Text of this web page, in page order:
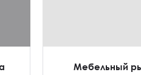
Мебельный